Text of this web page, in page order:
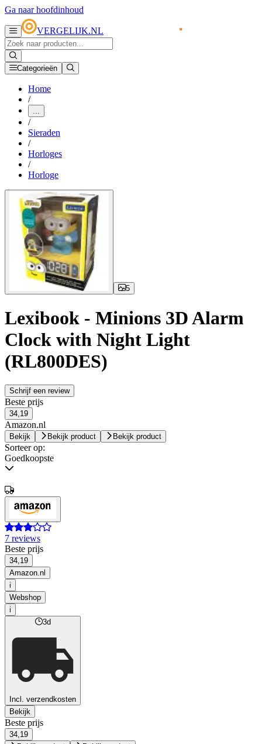
Ga naar hoofdinhoud
VERGELIJK.NL
Categorieën
Home
/
...
/
Sieraden
/
Horloges
/
Horloge
5
Lexibook - Minions 3D Alarm
Clock with Night Light
(RL800DES)
Schrijf een review
Beste prijs
34,19
Amazon.nl
Bekijk Bekijk product Bekijk product
Sorteer op:
Goedkoopste
7 reviews
Beste prijs
34,19
Amazon.nl
i
Webshop
i
3d
Incl. verzendkosten
Bekijk
Beste prijs
34,19